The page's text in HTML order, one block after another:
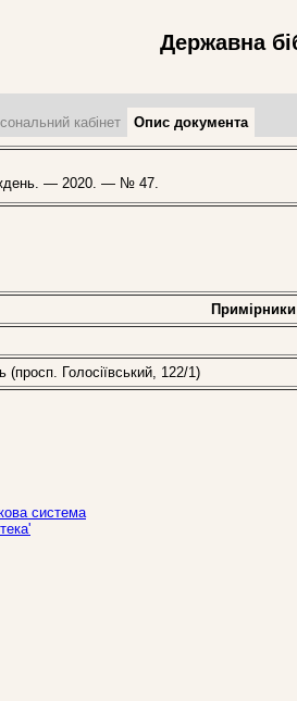
Державна
кабінет Опис документа
— 2020. — № 47.
Примірники
(просп. Голосіївський, 122/1)
система